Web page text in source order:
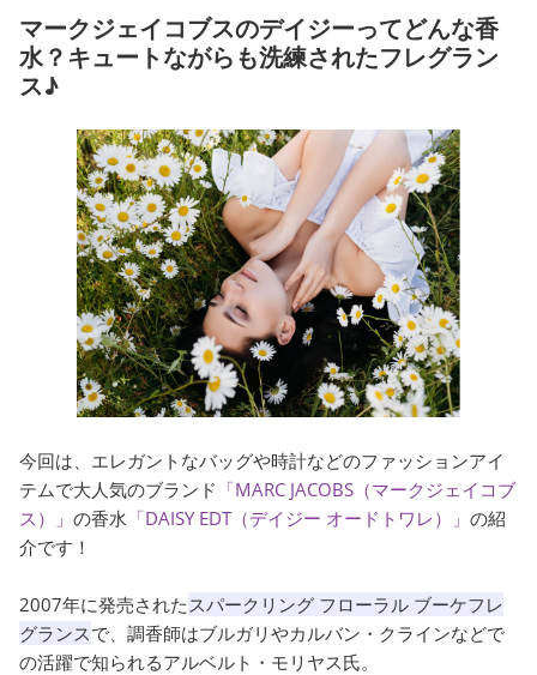
マークジェイコブスのデイジーってどんな香
水？キュートながらも洗練されたフレグラン
ス♪
今回は、エレガントなバッグや時計などのファッションアイ
テムで大人気のブランド 「MARC JACOBS（マークジェイコブ
ス）」 の香水 「DAISY EDT（デイジー オードトワレ）」 の紹
介です！
2007年に発売されたスパークリング フローラル ブーケフレ
グランスで、調香師はブルガリやカルバン・クラインなどで
の活躍で知られるアルベルト・モリヤス氏。